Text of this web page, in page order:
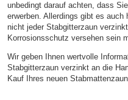
unbedingt darauf achten, dass
erwerben. Allerdings gibt es
nicht jeder Stabgitterzaun
Korrosionsschutz versehen sein
Wir geben Ihnen wertvolle
Stabgitterzaun verzinkt an die
Kauf Ihres neuen